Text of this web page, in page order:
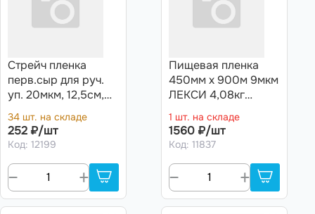
Стрейч пленка
перв.сыр для руч.
уп. 20мкм, 12,5см,
миниролл
34 шт. на складе
252 ₽/шт
Код: 12199
Пищевая пленка
450мм х 900м 9мкм
ЛЕКСИ 4,08кг
1 шт. на складе
1560 ₽/шт
Код: 11837